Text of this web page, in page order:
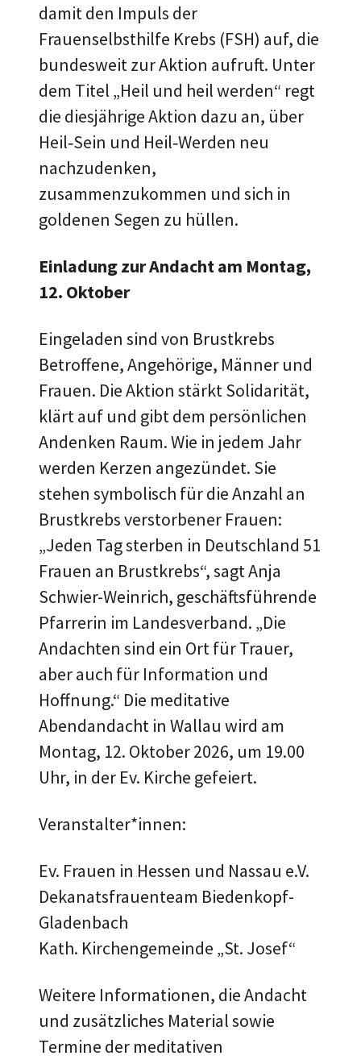
damit den Impuls der
Frauenselbsthilfe Krebs (FSH) auf, die
bundesweit zur Aktion aufruft. Unter
dem Titel „Heil und heil werden“ regt
die diesjährige Aktion dazu an, über
Heil‑Sein und Heil‑Werden neu
nachzudenken,
zusammenzukommen und sich in
goldenen Segen zu hüllen.
Einladung zur Andacht am Montag,
12. Oktober
Eingeladen sind von Brustkrebs
Betroffene, Angehörige, Männer und
Frauen. Die Aktion stärkt Solidarität,
klärt auf und gibt dem persönlichen
Andenken Raum. Wie in jedem Jahr
werden Kerzen angezündet. Sie
stehen symbolisch für die Anzahl an
Brustkrebs verstorbener Frauen:
„Jeden Tag sterben in Deutschland 51
Frauen an Brustkrebs“, sagt Anja
Schwier-Weinrich, geschäftsführende
Pfarrerin im Landesverband. „Die
Andachten sind ein Ort für Trauer,
aber auch für Information und
Hoffnung.“ Die meditative
Abendandacht in Wallau wird am
Montag, 12. Oktober 2026, um 19.00
Uhr, in der Ev. Kirche gefeiert.
Veranstalter*innen:
Ev. Frauen in Hessen und Nassau e.V.
Dekanatsfrauenteam Biedenkopf-
Gladenbach
Kath. Kirchengemeinde „St. Josef“
Weitere Informationen, die Andacht
und zusätzliches Material sowie
Termine der meditativen